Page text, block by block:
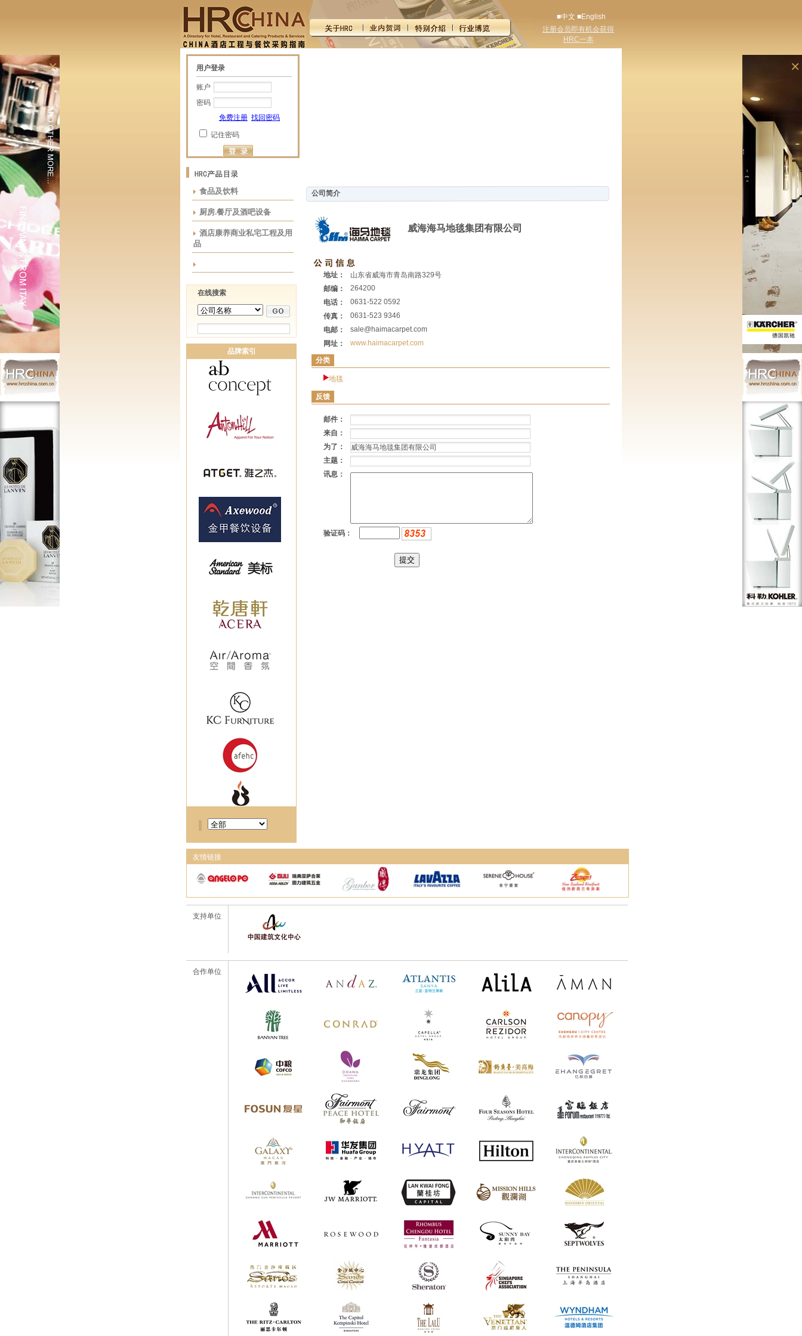
× ×
■中文 ■English
注册会员即有机会获得
HRC一本
用户登录
账户
密码
免费注册 找回密码
记住密码
食品及饮料
厨房.餐厅及酒吧设备
酒店康养商业私宅工程及用
品
在线搜索
品牌索引
公司简介
威海海马地毯集团有限公司
地址：
山东省威海市青岛南路329号
邮编：
264200
电话：
0631-522 0592
传真：
0631-523 9346
电邮：
sale@haimacarpet.com
网址：
www.haimacarpet.com
分类
地毯
反馈
邮件：
来自：
为了：
主题：
讯息：
验证码：
友情链接
支持单位
合作单位